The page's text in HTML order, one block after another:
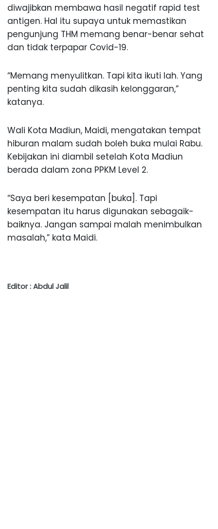
diwajibkan membawa hasil negatif rapid test
antigen. Hal itu supaya untuk memastikan
pengunjung THM memang benar-benar sehat
dan tidak terpapar Covid-19.
“Memang menyulitkan. Tapi kita ikuti lah. Yang
penting kita sudah dikasih kelonggaran,”
katanya.
Wali Kota Madiun, Maidi, mengatakan tempat
hiburan malam sudah boleh buka mulai Rabu.
Kebijakan ini diambil setelah Kota Madiun
berada dalam zona PPKM Level 2.
“Saya beri kesempatan [buka]. Tapi
kesempatan itu harus digunakan sebagaik-
baiknya. Jangan sampai malah menimbulkan
masalah,” kata Maidi.
Editor : Abdul Jalil